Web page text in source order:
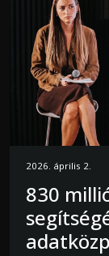
2026. április 2.
830